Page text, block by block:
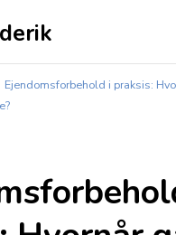
Ejendomsforbehold i praksis: